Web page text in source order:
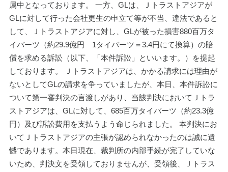
属中となっております。 一方、GLは、Ｊトラストアジアが
GLに対して行った会社更生の申立て等が不当、違法であると
して、Ｊトラストアジアに対し、GLが被った損害880百万タ
イバーツ（約29.9億円　1タイバーツ＝3.4円にて換算）の賠
償を求める訴訟（以下、「本件訴訟」といいます。）を提起
しております。 Ｊトラストアジアは、かかる請求には理由が
ないとしてGLの請求を争っていましたが、本日、本件訴訟に
ついて第一審判決の言渡しがあり、当該判決においてＪトラ
ストアジアは、GLに対して、685百万タイバーツ（約23.3億
円）及び訴訟費用を支払うよう命じられました。 本判決にお
いてＪトラストアジアの主張が認められなかったのは誠に遺
憾であります。本日現在、裁判所の内部手続が完了していな
いため、判決文を受領しておりませんが、受領後、Ｊトラス